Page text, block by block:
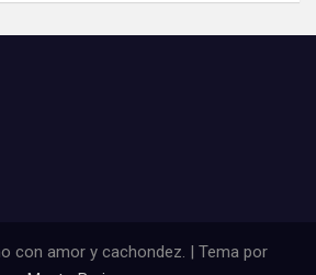
con amor y cachondez. | Tema por